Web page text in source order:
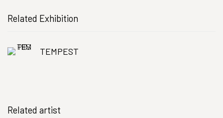
Related Exhibition
TEMPEST
Related artist